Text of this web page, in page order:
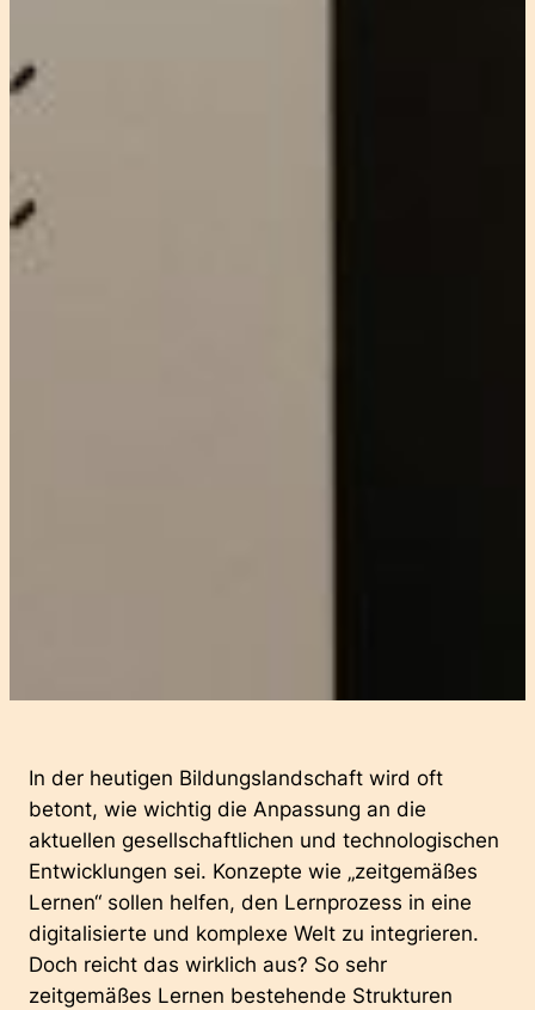
In der heutigen Bildungslandschaft wird oft
betont, wie wichtig die Anpassung an die
aktuellen gesellschaftlichen und technologischen
Entwicklungen sei. Konzepte wie „zeitgemäßes
Lernen“ sollen helfen, den Lernprozess in eine
digitalisierte und komplexe Welt zu integrieren.
Doch reicht das wirklich aus? So sehr
zeitgemäßes Lernen bestehende Strukturen